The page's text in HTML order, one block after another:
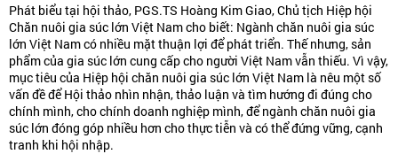
Phát biểu tại hội thảo, PGS.TS Hoàng Kim Giao, Chủ tịch Hiệp hội
Chăn nuôi gia súc lớn Việt Nam cho biết: Ngành chăn nuôi gia súc
lớn Việt Nam có nhiều mặt thuận lợi để phát triển. Thế nhưng, sản
phẩm của gia súc lớn cung cấp cho người Việt Nam vẫn thiếu. Vì vậy,
mục tiêu của Hiệp hội chăn nuôi gia súc lớn Việt Nam là nêu một số
vấn đề để Hội thảo nhìn nhận, thảo luận và tìm hướng đi đúng cho
chính mình, cho chính doanh nghiệp mình, để ngành chăn nuôi gia
súc lớn đóng góp nhiều hơn cho thực tiễn và có thể đứng vững, cạnh
tranh khi hội nhập.